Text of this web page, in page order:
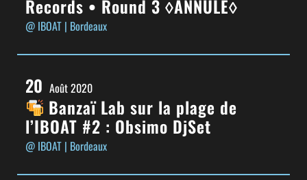
Records • Round 3 ◊ANNULÉ◊
@ IBOAT | Bordeaux
20 Août 2020
Banzaï Lab sur la plage de
l’IBOAT #2 : Obsimo DjSet
@ IBOAT | Bordeaux